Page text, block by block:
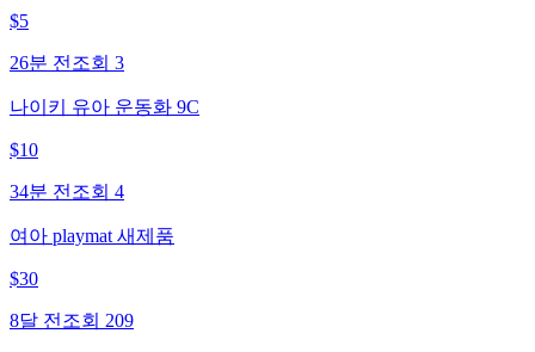
$5
26분 전 조회 3
나이키 유아 운동화 9C
$10
34분 전 조회 4
여아 playmat 새제품
$30
8달 전 조회 209